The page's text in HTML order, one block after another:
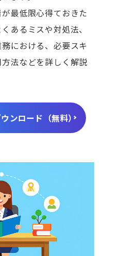
最低限心得ておきた
あるミスや対処法、
における、必要スキ
法などを詳しく解説
ンロード（無料）